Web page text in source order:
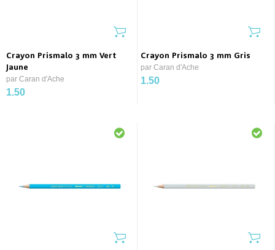
Crayon Prismalo 3 mm Vert
Jaune
par Caran d'Ache
1.50
Crayon Prismalo 3 mm Gris
par Caran d'Ache
1.50